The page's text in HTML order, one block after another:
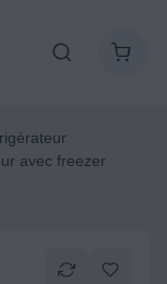
avec freezer